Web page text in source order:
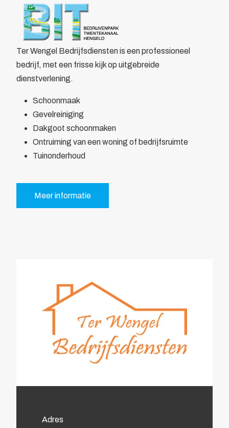
Over BIT
Bestuur
Doelstelling
Voordelen
Parkmanagement
Beheer bedrijvenpark Twentekanaal
Veiligheid
Wijkagent
KVO
Cybercrime
AED
Parkeren vrachtwagens
Juridische dienstverlening
Veiligheidsopleidingen
Ledenpas
Home / Leden / Overzicht
Ter Wengel Bedrijfsdiensten
Ter Wengel Bedrijfsdiensten is een professioneel
bedrijf, met een frisse kijk op uitgebreide
dienstverlening.
Schoonmaak
Gevelreiniging
Dakgoot schoonmaken
Ontruiming van een woning of bedrijfsruimte
Tuinonderhoud
Meer informatie
Adres